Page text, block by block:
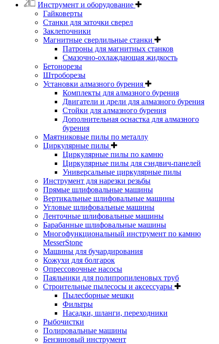
Инструмент и оборудование
Гайковерты
Станки для заточки сверел
Заклепочники
Магнитные сверлильные станки
Патроны для магнитных станков
Смазочно-охлаждающая жидкость
Бетонорезы
Штроборезы
Установки алмазного бурения
Комплекты для алмазного бурения
Двигатели и дрели для алмазного бурения
Стойки для алмазного бурения
Дополнительная оснастка для алмазного
бурения
Маятниковые пилы по металлу
Циркулярные пилы
Циркулярные пилы по камню
Циркулярные пилы для сэндвич-панелей
Универсальные циркулярные пилы
Инструмент для нарезки резьбы
Прямые шлифовальные машины
Вертикальные шлифовальные машины
Угловые шлифовальные машины
Ленточные шлифовальные машины
Барабанные шлифовальные машины
Многофункциональный инструмент по камню
MesserStone
Машины для бучардирования
Кожухи для болгарок
Опрессовочные насосы
Паяльники для полипропиленовых труб
Строительные пылесосы и аксессуары
Пылесборные мешки
Фильтры
Насадки, шланги, переходники
Рыбочистки
Полировальные машины
Бензиновый инструмент